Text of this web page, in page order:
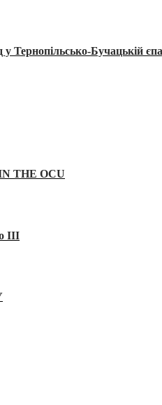
Бучацькій
THE OCU
III